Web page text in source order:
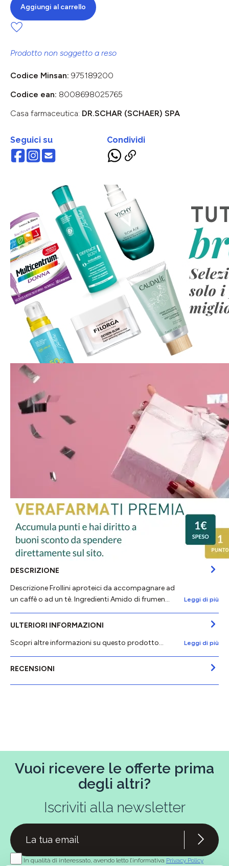
Aggiungi al carrello
Prodotto non soggetto a reso
Codice Minsan: 975189200
Codice ean: 8008698025765
Casa farmaceutica: DR.SCHAR (SCHAER) SPA
Seguici su Condividi
DESCRIZIONE
Descrizione Frollini aproteici da accompagnare ad
un caffè o ad un tè. Ingredienti Amido di frumen…
Leggi di più
ULTERIORI INFORMAZIONI
Scopri altre informazioni su questo prodotto...
Leggi di più
RECENSIONI
Vuoi ricevere le offerte prima
degli altri?
Iscriviti alla newsletter
In qualità di interessato, avendo letto l’informativa Privacy Policy